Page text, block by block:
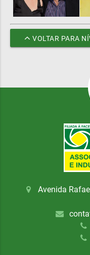
VOLTAR PARA
Avenida